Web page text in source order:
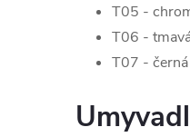
T05 -
T06 -
T07 -